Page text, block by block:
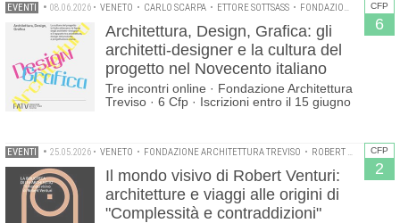
CFP
6
EVENTI • 08.06.2026 • VENETO • CARLO SCARPA • ETTORE SOTTSASS • FONDAZIONE ARCHITETTURA TREVISO
Architettura, Design, Grafica: gli
architetti-designer e la cultura del
progetto nel Novecento italiano
Tre incontri online · Fondazione Architettura
Treviso · 6 Cfp · Iscrizioni entro il 15 giugno
CFP
2
EVENTI • 25.05.2026 • VENETO • FONDAZIONE ARCHITETTURA TREVISO • ROBERT VENTURI •
Il mondo visivo di Robert Venturi:
architetture e viaggi alle origini di
"Complessità e contraddizioni"